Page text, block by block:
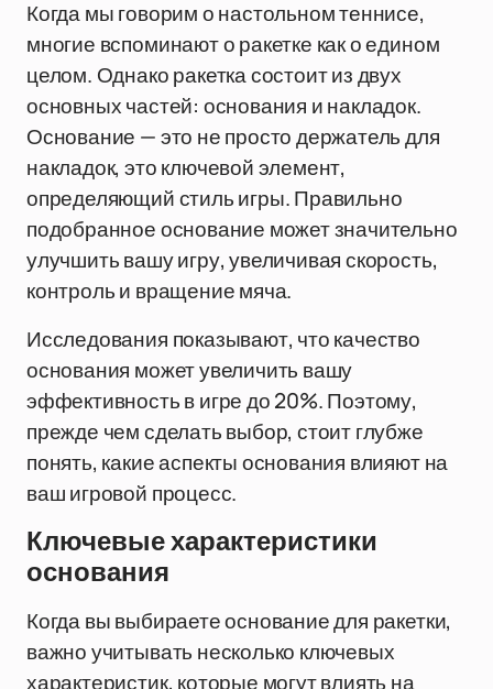
Когда мы говорим о настольном теннисе,
многие вспоминают о ракетке как о едином
целом. Однако ракетка состоит из двух
основных частей: основания и накладок.
Основание — это не просто держатель для
накладок, это ключевой элемент,
определяющий стиль игры. Правильно
подобранное основание может значительно
улучшить вашу игру, увеличивая скорость,
контроль и вращение мяча.
Исследования показывают, что качество
основания может увеличить вашу
эффективность в игре до 20%. Поэтому,
прежде чем сделать выбор, стоит глубже
понять, какие аспекты основания влияют на
ваш игровой процесс.
Ключевые характеристики
основания
Когда вы выбираете основание для ракетки,
важно учитывать несколько ключевых
характеристик, которые могут влиять на